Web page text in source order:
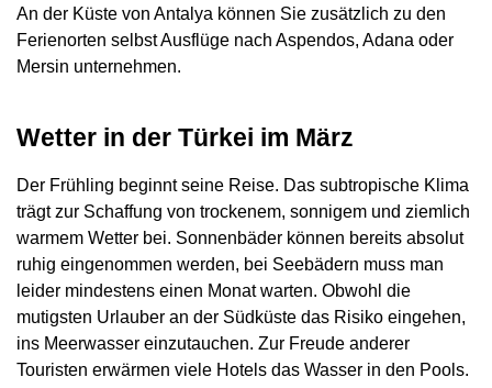
An der Küste von Antalya können Sie zusätzlich zu den
Ferienorten selbst Ausflüge nach Aspendos, Adana oder
Mersin unternehmen.
Wetter in der Türkei im März
Der Frühling beginnt seine Reise. Das subtropische Klima
trägt zur Schaffung von trockenem, sonnigem und ziemlich
warmem Wetter bei. Sonnenbäder können bereits absolut
ruhig eingenommen werden, bei Seebädern muss man
leider mindestens einen Monat warten. Obwohl die
mutigsten Urlauber an der Südküste das Risiko eingehen,
ins Meerwasser einzutauchen. Zur Freude anderer
Touristen erwärmen viele Hotels das Wasser in den Pools.